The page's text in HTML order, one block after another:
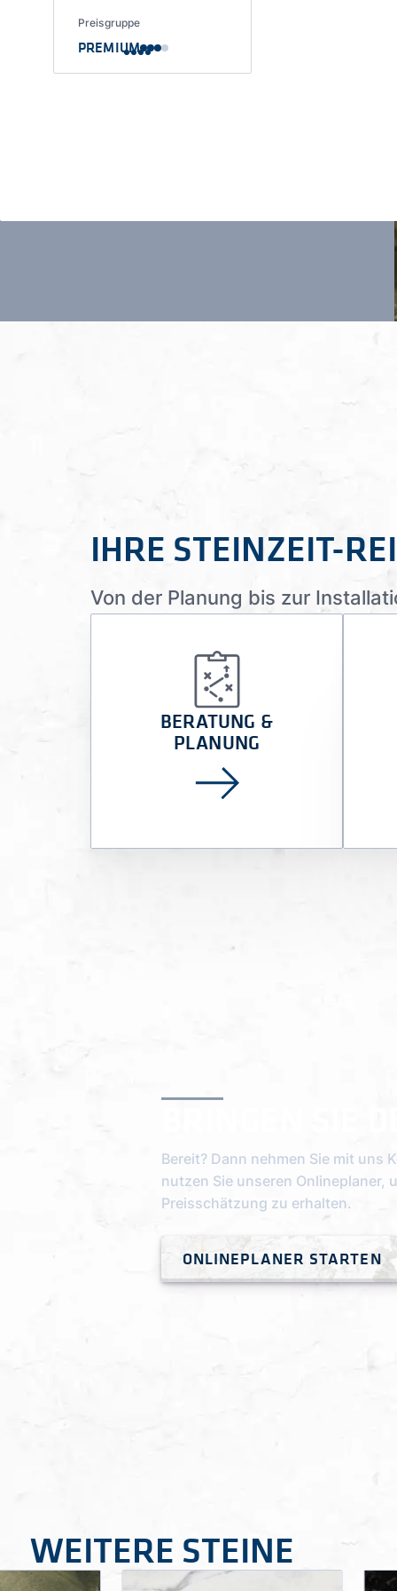
PREMIUM
Preisgruppe
IHRE STEINZEIT-
Von der Planung bis zur
BERATUNG &
PLANUNG
BRINGEN SIE
Bereit? Dann nehmen Sie mit uns
nutzen Sie unseren Onlineplaner,
Preisschätzung zu erhalten.
ONLINEPLANER STARTEN
WEITERE STEINE